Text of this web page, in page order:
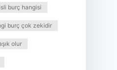
burç hangisi
burç çok zekidir
olur